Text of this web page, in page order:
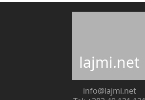
lajmi.net
info@lajmi.net